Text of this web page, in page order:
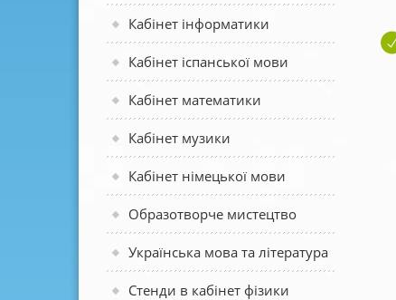
Кабінет інформатики
Кабінет іспанської мови
Кабінет математики
Кабінет музики
Кабінет німецької мови
Образотворче мистецтво
Українська мова та література
Стенди в кабінет фізики